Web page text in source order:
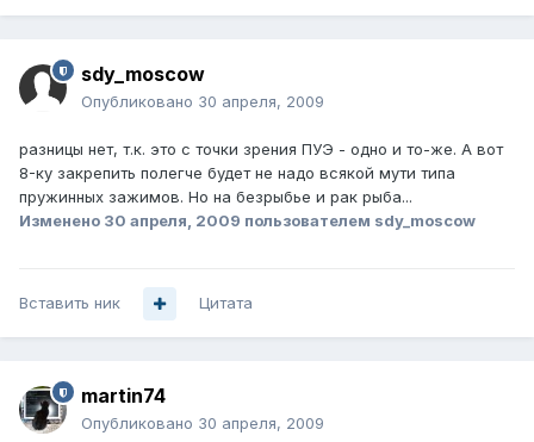
sdy_moscow
Опубликовано 30 апреля, 2009
разницы нет, т.к. это с точки зрения ПУЭ - одно и то-же. А вот
8-ку закрепить полегче будет не надо всякой мути типа
пружинных зажимов. Но на безрыбье и рак рыба...
Изменено 30 апреля, 2009 пользователем sdy_moscow
Вставить ник Цитата
martin74
Опубликовано 30 апреля, 2009